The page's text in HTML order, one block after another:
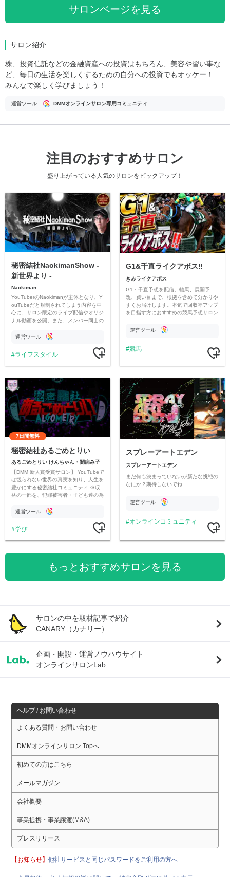
サロンページを見る
サロン紹介
株、投資信託などの金融資産への投資はもちろん、美容や習い事な
ど、毎日の生活を楽しくするための自分への投資でもオッケー！
みんなで楽しく学びましょう！
運営ツール DMMオンラインサロン専用コミュニティ
注目のおすすめサロン
盛り上がっている人気のサロンをピックアップ！
秘密結社NaokimanShow -
新世界より -
Naokiman
YouTuberのNaokimanが主体となり、Y
ouTubeだと規制されてしまう内容を中
心に、サロン限定のライブ配信やオリジ
ナル動画を公開。また、メンバー同士の
ただいています。
運営ツール
ライフスタイル
G1&千直ライクアボス‼️
きみライクアボス
G1・千直予想を配信。軸馬、展開予
想、買い目まで、根拠を含めて分かりや
すくお届けします。本気で回収率アップ
を目指す方におすすめの競馬予想サロン
運営ツール
競馬
7日間無料
秘密結社あるごめとりい
あるごめとりい けんちゃん・闇病み子
【DMM 新人賞受賞サロン】 YouTubeで
は観られない世界の真実を知り、人生を
豊かにする秘密結社コミュニティ ※収
益の一部を、犯罪被害者・子ども達の為
す運営ツール
学び
スプレーアートエデン
スプレーアートエデン
まだ何も決まっていないが新たな挑戦の
なにか？期待しないでね
運営ツール
オンラインコミュニティ
もっとおすすめサロンを見る
サロンの中を取材記事で紹介
CANARY（カナリー）
企画・開設・運営ノウハウサイト
オンラインサロンLab.
ヘルプ / お問い合わせ
よくある質問・お問い合わせ
DMMオンラインサロン Topへ
初めての方はこちら
メールマガジン
会社概要
事業提携・事業譲渡(M&A)
プレスリリース
【お知らせ】他社サービスと同じパスワードをご利用の方へ